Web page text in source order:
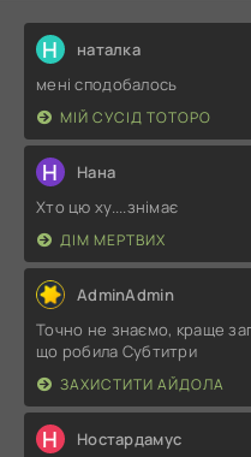
Н наталка
мені сподобалось
МІЙ СУСІД ТОТОРО
Н Нана
Хто цю ху....знімає
ДІМ МЕРТВИХ
AdminAdmin
Точно не знаємо, краще
що робила Субтитри
ЗАХИСТИТИ АЙДОЛА
Н Ностардамус